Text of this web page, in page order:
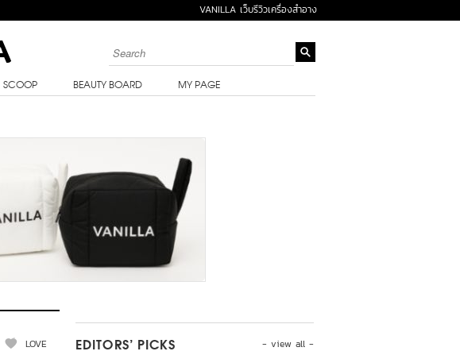
VANILLA เว็บรีวิวเครื่องสำอาง
SCOOP BEAUTY BOARD MY PAGE
LOVE
- view all -
EDITORS’ PICKS